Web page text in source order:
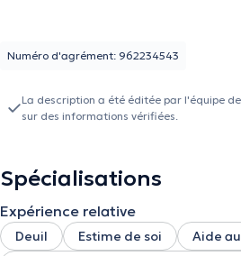
Numéro d'agrément: 962234543
La description a été éditée par l'équipe
sur des informations vérifiées.
Spécialisations
Expérience relative
Deuil Estime de soi
Aide